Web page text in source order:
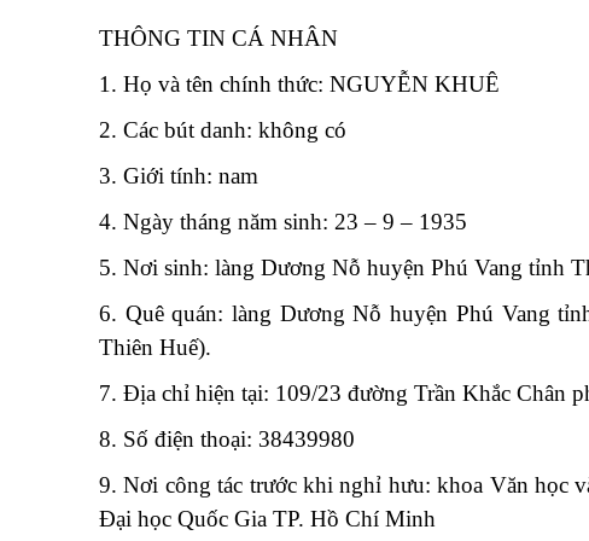
THÔNG TIN CÁ NHÂN
1. Họ và tên chính thức: NGUYỄN KHUÊ
2. Các bút danh: không có
3. Giới tính: nam
4. Ngày tháng năm sinh: 23 – 9 – 1935
5. Nơi sinh: làng Dương Nỗ huyện Phú Vang tỉnh
6. Quê quán: làng Dương Nỗ huyện Phú Vang
Thiên Huế).
7. Địa chỉ hiện tại: 109/23 đường Trần Khắc Chân
8. Số điện thoại: 38439980
9. Nơi công tác trước khi nghỉ hưu: khoa Văn học
Đại học Quốc Gia TP. Hồ Chí Minh